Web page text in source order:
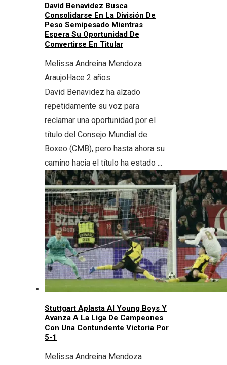
David Benavidez Busca
Consolidarse En La División De
Peso Semipesado Mientras
Espera Su Oportunidad De
Convertirse En Titular
Melissa Andreina Mendoza
AraujoHace 2 años
David Benavidez ha alzado
repetidamente su voz para
reclamar una oportunidad por el
título del Consejo Mundial de
Boxeo (CMB), pero hasta ahora su
camino hacia el título ha estado ...
Stuttgart Aplasta Al Young Boys Y
Avanza A La Liga De Campeones
Con Una Contundente Victoria Por
5-1
Melissa Andreina Mendoza